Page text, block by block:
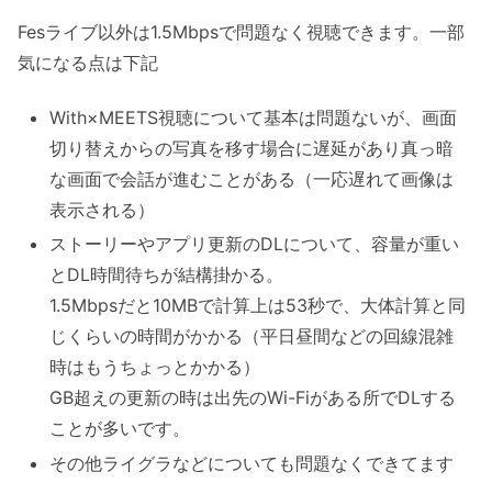
Fesライブ以外は1.5Mbpsで問題なく視聴できます。一部
気になる点は下記
With×MEETS視聴について基本は問題ないが、画面
切り替えからの写真を移す場合に遅延があり真っ暗
な画面で会話が進むことがある（一応遅れて画像は
表示される）
ストーリーやアプリ更新のDLについて、容量が重い
とDL時間待ちが結構掛かる。
1.5Mbpsだと10MBで計算上は53秒で、大体計算と同
じくらいの時間がかかる（平日昼間などの回線混雑
時はもうちょっとかかる）
GB超えの更新の時は出先のWi-Fiがある所でDLする
ことが多いです。
その他ライグラなどについても問題なくできてます